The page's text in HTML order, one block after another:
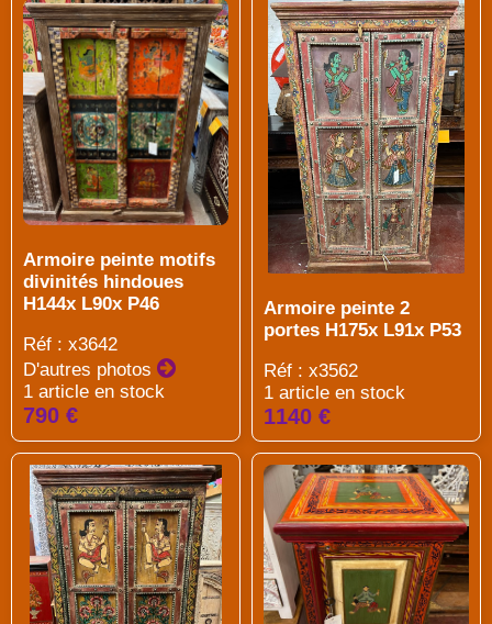
Armoire peinte motifs
divinités hindoues
H144x L90x P46
Réf : x3642
D'autres photos
1 article en stock
790 €
Armoire peinte 2
portes H175x L91x P53
Réf : x3562
1 article en stock
1140 €